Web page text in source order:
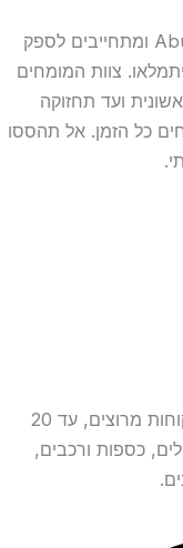
אנו במנעולן אקספרס מתמחים במנעולי Abus ומתחייבים לספק
צוות המומחים
ועד תחזוקה
כל הזמן. אל תהססו
מנעולן אקספרס בעל ניסיון רב עם אלפי לקוחות מרוצים, עד 20
כספות ורכבים,